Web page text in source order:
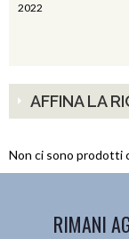
2022
AFFINA LA
Non ci sono prodotti
RIMANI